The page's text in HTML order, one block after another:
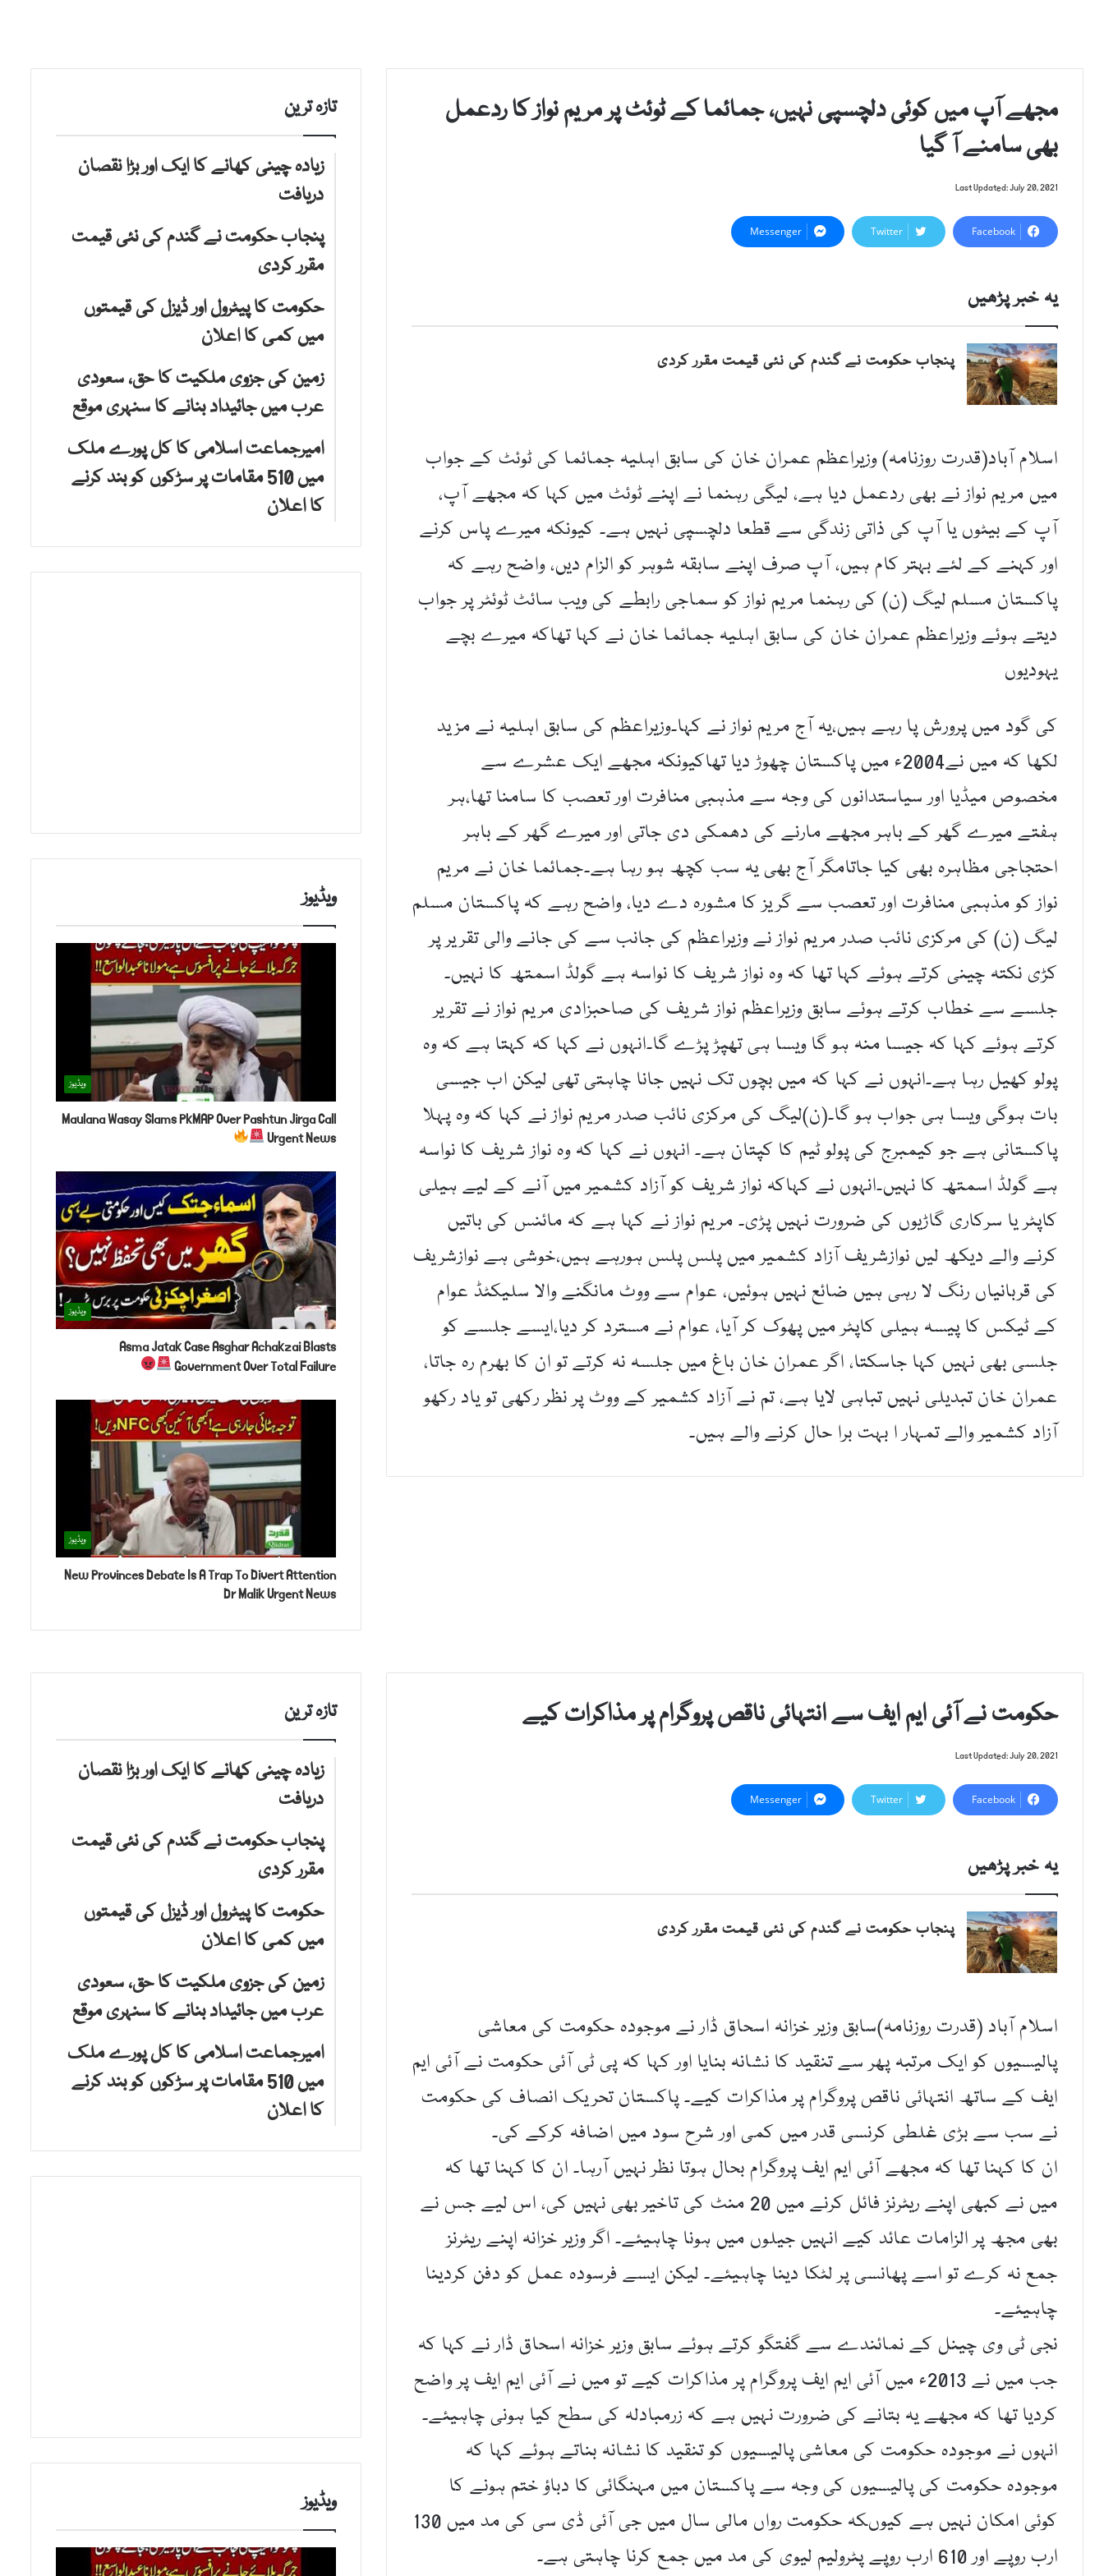
مجھے آپ میں کوئی دلچسپی نہیں، جمائما کے ٹوئٹ پر مریم نواز کا ردعمل
بھی سامنے آ گیا
Last Updated: July 20, 2021
Facebook
Twitter
Messenger
یہ خبر پڑھیں
پنجاب حکومت نے گندم کی نئی قیمت مقرر کردی
اسلام آباد(قدرت روزنامہ) وزیراعظم عمران خان کی سابق اہلیہ جمائما کی ٹوئٹ کے جواب
میں مریم نواز نے بھی ردعمل دیا ہے، لیگی رہنما نے اپنے ٹوئٹ میں کہا کہ مجھے آپ،
آپ کے بیٹوں یا آپ کی ذاتی زندگی سے قطعا دلچسپی نہیں ہے۔ کیونکہ میرے پاس کرنے
اور کہنے کے لئے بہتر کام ہیں، آپ صرف اپنے سابقہ شوہر کو الزام دیں، واضح رہے کہ
پاکستان مسلم لیگ (ن) کی رہنما مریم نواز کو سماجی رابطے کی ویب سائٹ ٹوئٹر پر جواب
دیتے ہوئے وزیراعظم عمران خان کی سابق اہلیہ جمائما خان نے کہا تھاکہ میرے بچے
یہودیوں
کی گود میں پرورش پا رہے ہیں،یہ آج مریم نواز نے کہا۔وزیراعظم کی سابق اہلیہ نے مزید
لکھا کہ میں نے2004ء میں پاکستان چھوڑ دیا تھاکیونکہ مجھے ایک عشرے سے
مخصوص میڈیا اور سیاستدانوں کی وجہ سے مذہبی منافرت اور تعصب کا سامنا تھا،ہر
ہفتے میرے گھر کے باہر مجھے مارنے کی دھمکی دی جاتی اور میرے گھر کے باہر
احتجاجی مظاہرہ بھی کیا جاتامگر آج بھی یہ سب کچھ ہو رہا ہے۔جمائما خان نے مریم
نواز کو مذہبی منافرت اور تعصب سے گریز کا مشورہ دے دیا، واضح رہے کہ پاکستان مسلم
لیگ (ن) کی مرکزی نائب صدر مریم نواز نے وزیراعظم کی جانب سے کی جانے والی تقریر پر
کڑی نکتہ چینی کرتے ہوئے کہا تھا کہ وہ نواز شریف کا نواسہ ہے گولڈ اسمتھ کا نہیں۔
جلسے سے خطاب کرتے ہوئے سابق وزیراعظم نواز شریف کی صاحبزادی مریم نواز نے تقریر
کرتے ہوئے کہا کہ جیسا منہ ہو گا ویسا ہی تھپڑ پڑے گا۔انہوں نے کہا کہ کہتا ہے کہ وہ
پولو کھیل رہا ہے۔انہوں نے کہا کہ میں بچوں تک نہیں جانا چاہتی تھی لیکن اب جیسی
بات ہوگی ویسا ہی جواب ہو گا۔(ن)لیگ کی مرکزی نائب صدر مریم نواز نے کہا کہ وہ پہلا
پاکستانی ہے جو کیمبرج کی پولو ٹیم کا کپتان ہے۔ انہوں نے کہا کہ وہ نواز شریف کا نواسہ
ہے گولڈ اسمتھ کا نہیں۔انہوں نے کہاکہ نواز شریف کو آزاد کشمیر میں آنے کے لیے ہیلی
کاپٹر یا سرکاری گاڑیوں کی ضرورت نہیں پڑی۔ مریم نواز نے کہا ہے کہ مائنس کی باتیں
کرنے والے دیکھ لیں نوازشریف آزاد کشمیر میں پلس پلس ہورہے ہیں،خوشی ہے نوازشریف
کی قربانیاں رنگ لا رہی ہیں ضائع نہیں ہوئیں، عوام سے ووٹ مانگنے والا سلیکٹڈ عوام
کے ٹیکس کا پیسہ ہیلی کاپٹر میں پھوک کر آیا، عوام نے مسترد کر دیا،ایسے جلسے کو
جلسی بھی نہیں کہا جاسکتا، اگر عمران خان باغ میں جلسہ نہ کرتے تو ان کا بھرم رہ جاتا،
عمران خان تبدیلی نہیں تباہی لایا ہے، تم نے آزاد کشمیر کے ووٹ پر نظر رکھی تو یاد رکھو
آزاد کشمیر والے تمہار ا بہت برا حال کرنے والے ہیں۔
تازہ ترین
زیادہ چینی کھانے کا ایک اور بڑا نقصان
دریافت
پنجاب حکومت نے گندم کی نئی قیمت
مقرر کردی
حکومت کا پیٹرول اور ڈیزل کی قیمتوں
میں کمی کا اعلان
زمین کی جزوی ملکیت کا حق، سعودی
عرب میں جائیداد بنانے کا سنہری موقع
امیرجماعت اسلامی کا کل پورے ملک
میں 510 مقامات پر سڑکوں کو بند کرنے
کا اعلان
ویڈیوز
ویڈیوز
Maulana Wasay Slams PkMAP Over Pashtun Jirga Call
Urgent News
ویڈیوز
Asma Jatak Case Asghar Achakzai Blasts
Government Over Total Failure
ویڈیوز
New Provinces Debate Is A Trap To Divert Attention
Dr Malik Urgent News